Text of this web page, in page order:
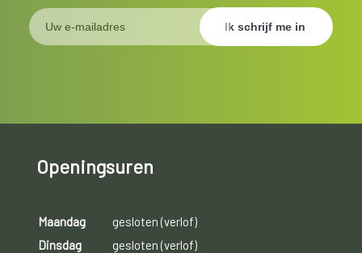
Openingsuren
Maandag
gesloten (verlof)
Dinsdag
gesloten (verlof)